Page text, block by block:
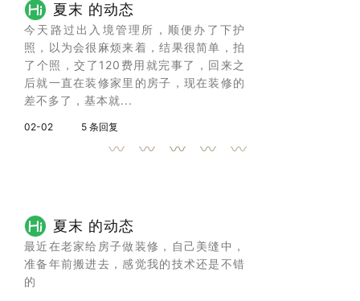
夏末 的动态
今天路过出入境管理所，顺便办了下护
照，以为会很麻烦来着，结果很简单，拍
了个照，交了120费用就完事了，回来之
后就一直在装修家里的房子，现在装修的
差不多了，基本就...
02-02 5 条回复
夏末 的动态
最近在老家给房子做装修，自己美缝中，
准备年前搬进去，感觉我的技术还是不错
的